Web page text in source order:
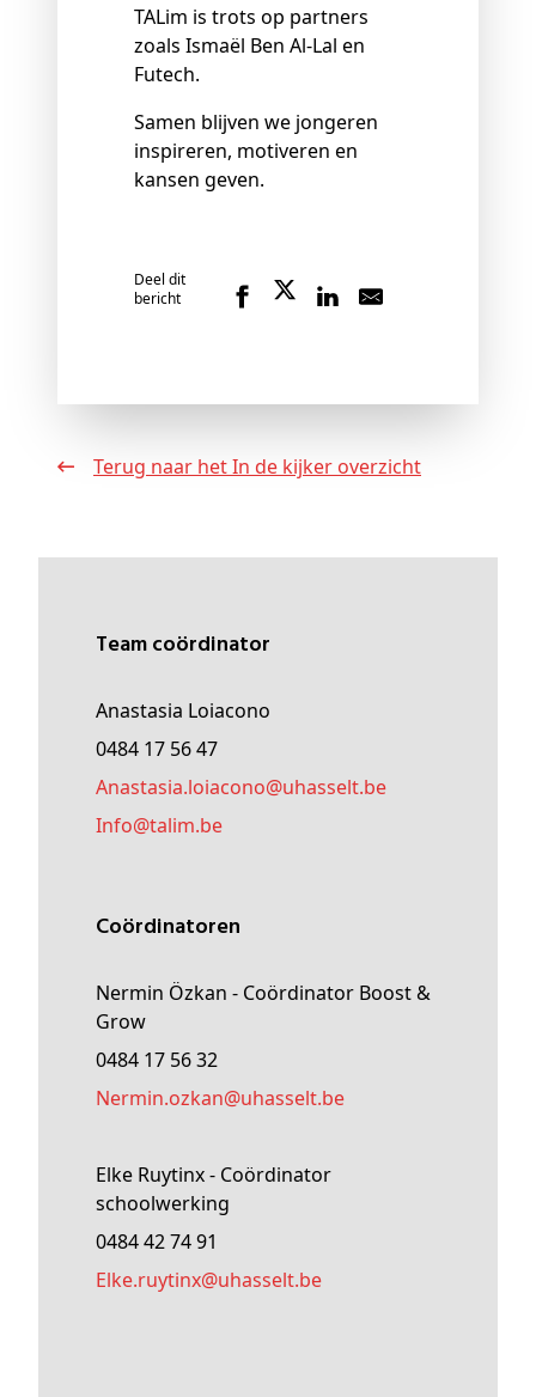
TALim is trots op partners
zoals Ismaël Ben Al‑Lal en
Futech.
Samen blijven we jongeren
inspireren, motiveren en
kansen geven.
Deel dit
bericht
Terug naar het In de kijker overzicht
Team coördinator
Anastasia Loiacono
0484 17 56 47
anastasia.loiacono@uhasselt.be
Info@talim.be
Coördinatoren
Nermin Özkan - Coördinator Boost &
Grow
0484 17 56 32
nermin.ozkan@uhasselt.be
Elke Ruytinx - Coördinator
schoolwerking
0484 42 74 91
elke.ruytinx@uhasselt.be